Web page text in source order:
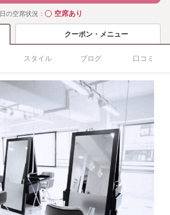
の空席状況： ◯空席あり
クーポン・メニュー
スタイル ブログ 口コミ